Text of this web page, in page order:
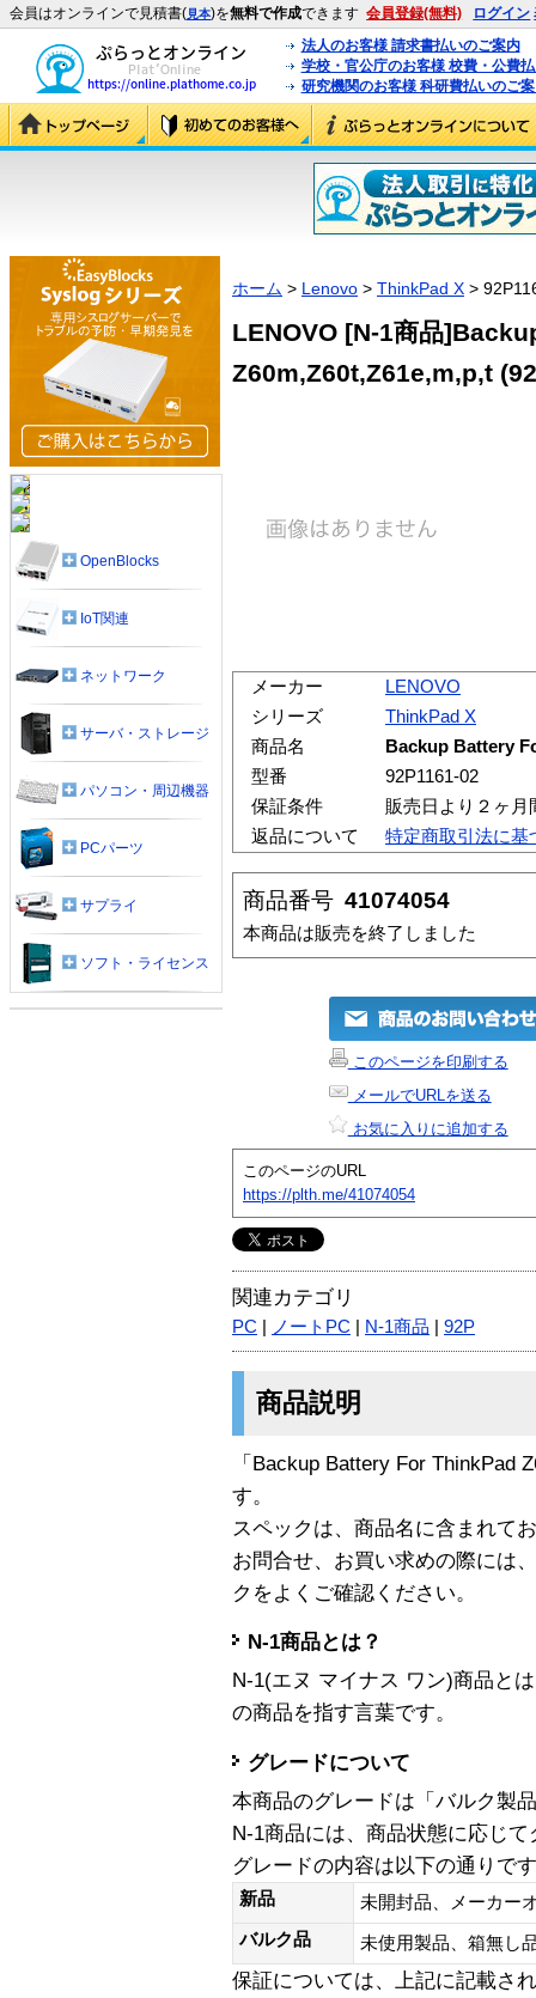
会員はオンラインで見積書(見本)を無料で作成できます 会員登録(無料) ログイン
法人のお客様 請求書払いのご案内
学校・官公庁のお客様 校費・公費
研究機関のお客様 科研費払いのご
ホーム > Lenovo > ThinkPad X >
LENOVO [N-1商品
Z60m,Z60t,Z61e,m,p,t
メーカー
LENOVO
シリーズ
ThinkPad X
商品名
Backup Battery
型番
92P1161-02
保証条件
販売日より２ヶ月
返品について
特定商取引法に基
商品番号 41074054
本商品は販売を終了しました
このページを印刷する
メールでURLを送る
お気に入りに追加する
このページのURL
https://plth.me/41074054
関連カテゴリ
PC ノートPC N-1商品 92P
商品説明
「Backup Battery For ThinkPad
す。
スペックは、商品名に含まれて
お問合せ、お買い求めの際には
クをよくご確認ください。
N-1商品とは？
N-1(エヌ マイナス ワン)商品と
の商品を指す言葉です。
グレードについて
本商品のグレードは「バルク製
N-1商品には、商品状態に応じ
グレードの内容は以下の通りで
新品
未開封品、メーカー
バルク品
未使用製品、箱無
保証については、上記に記載さ
OpenBlocks
IoT関連
ネットワーク
サーバ・ストレージ
パソコン・周辺機器
PCパーツ
サプライ
ソフト・ライセンス